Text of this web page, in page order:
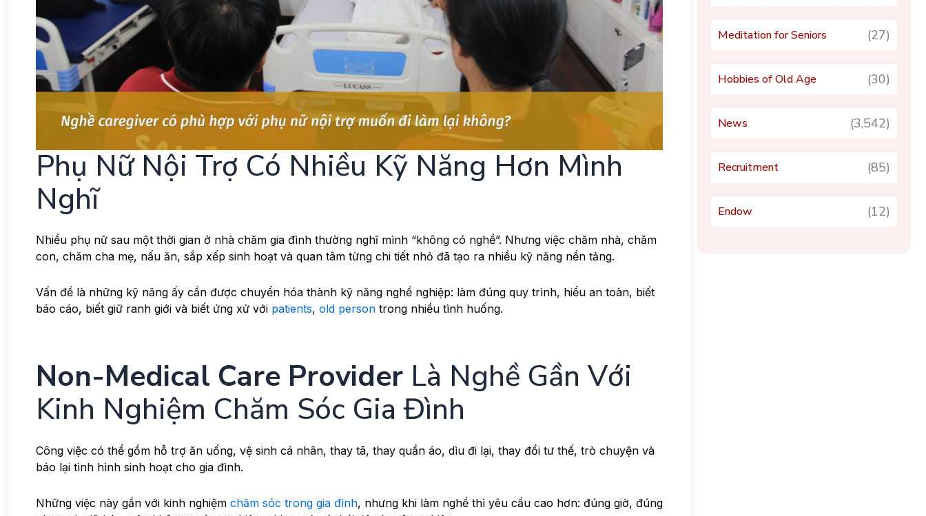
Phụ Nữ Nội Trợ Có Nhiều Kỹ Năng Hơn Mình
Nghĩ
Nhiều phụ nữ sau một thời gian ở nhà chăm gia đình thường nghĩ mình “không có nghề”. Nhưng việc chăm nhà, chăm
con, chăm cha mẹ, nấu ăn, sắp xếp sinh hoạt và quan tâm từng chi tiết nhỏ đã tạo ra nhiều kỹ năng nền tảng.
Vấn đề là những kỹ năng ấy cần được chuyển hóa thành kỹ năng nghề nghiệp: làm đúng quy trình, hiểu an toàn, biết
báo cáo, biết giữ ranh giới và biết ứng xử với patients, old person trong nhiều tình huống.
Non-Medical Care Provider Là Nghề Gần Với
Kinh Nghiệm Chăm Sóc Gia Đình
Công việc có thể gồm hỗ trợ ăn uống, vệ sinh cá nhân, thay tã, thay quần áo, dìu đi lại, thay đổi tư thế, trò chuyện và
báo lại tình hình sinh hoạt cho gia đình.
Những việc này gần với kinh nghiệm chăm sóc trong gia đình, nhưng khi làm nghề thì yêu cầu cao hơn: đúng giờ, đúng
Meditation for Seniors (27)
Hobbies of Old Age (30)
News (3,542)
Recruitment (85)
Endow (12)